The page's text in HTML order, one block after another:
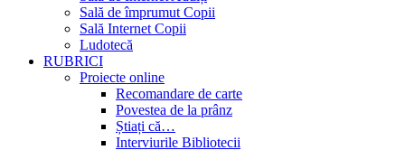
Sală de împrumut Copii
Sală Internet Copii
Ludotecă
RUBRICI
Proiecte online
Recomandare de carte
Povestea de la prânz
Știați că…
Interviurile Bibliotecii